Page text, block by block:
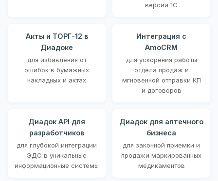
версии 1С
Акты и ТОРГ-12 в
Диадоке
для избавления от
ошибок в бумажных
накладных и актах
Интеграция с
AmoCRM
для ускорения работы
отдела продаж и
мгновенной отправки КП
и договоров
Диадок API для
разработчиков
для глубокой интеграции
ЭДО в уникальные
информационные системы
Диадок для аптечного
бизнеса
для законной приемки и
продажи маркированных
медикаментов